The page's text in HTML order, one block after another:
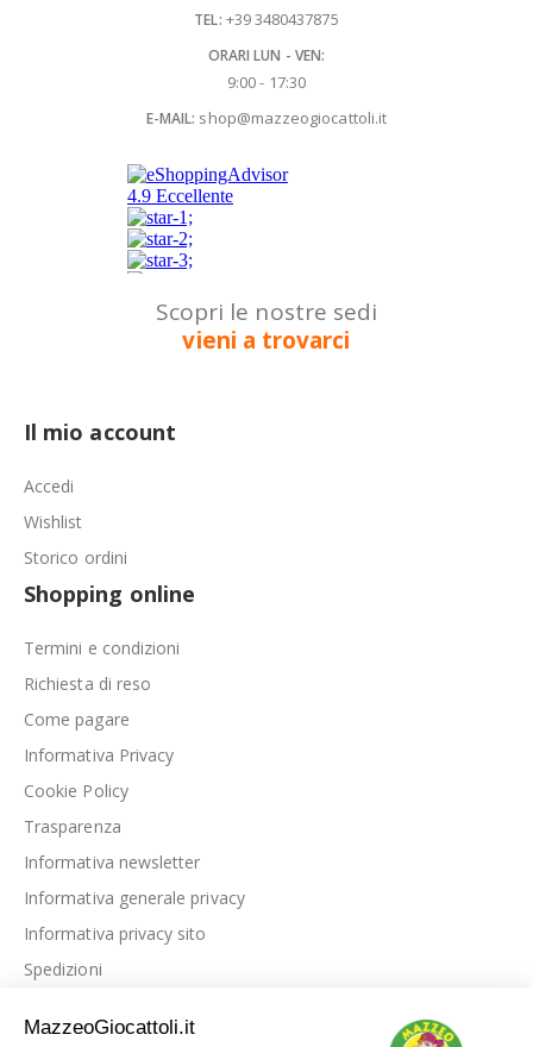
TEL: +39 3480437875
ORARI LUN - VEN:
9:00 - 17:30
E-MAIL: shop@mazzeogiocattoli.it
Scopri le nostre sedi
vieni a trovarci
Il mio account
Accedi
Wishlist
Storico ordini
Shopping online
Termini e condizioni
Richiesta di reso
Come pagare
Informativa Privacy
Cookie Policy
Trasparenza
Informativa newsletter
Informativa generale privacy
Informativa privacy sito
Spedizioni